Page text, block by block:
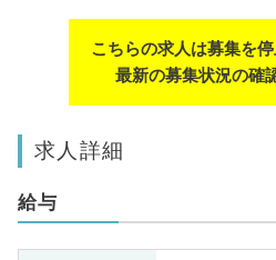
こちらの求人は募集を停
最新の募集状況の確
求人詳細
給与